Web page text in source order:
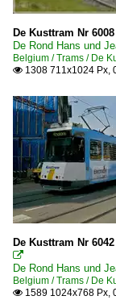
De Kusttram Nr
De Rond Hans und
Belgium / Trams / De
 1308 711x1024 Px,
De Kusttram Nr

De Rond Hans und
Belgium / Trams / De
 1589 1024x768 Px,